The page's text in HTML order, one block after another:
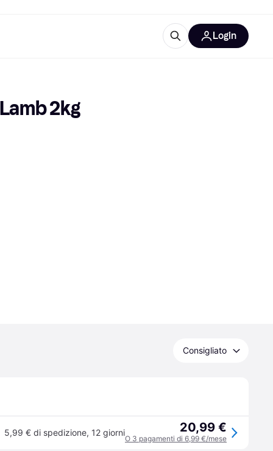
Login
2kg
Consigliato
5,99 € di spedizione, 12 giorni 20,99 €
O 3 pagamenti di 6,99 €/mese